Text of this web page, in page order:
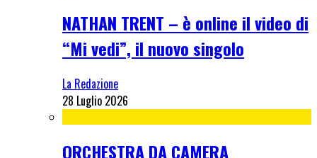
NATHAN TRENT – è online il video di
“Mi vedi”, il nuovo singolo
La Redazione
28 Luglio 2026
ORCHESTRA DA CAMERA